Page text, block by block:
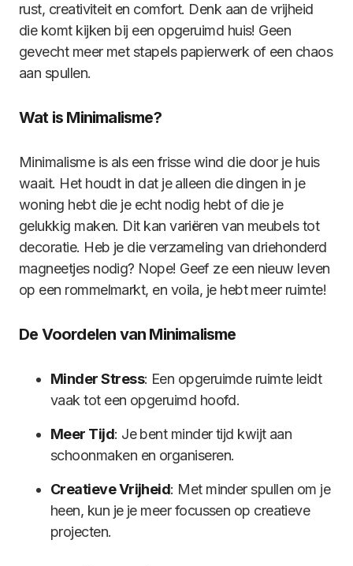
rust, creativiteit en comfort. Denk aan de vrijheid
die komt kijken bij een opgeruimd huis! Geen
gevecht meer met stapels papierwerk of een chaos
aan spullen.
Wat is Minimalisme?
Minimalisme is als een frisse wind die door je huis
waait. Het houdt in dat je alleen die dingen in je
woning hebt die je echt nodig hebt of die je
gelukkig maken. Dit kan variëren van meubels tot
decoratie. Heb je die verzameling van driehonderd
magneetjes nodig? Nope! Geef ze een nieuw leven
op een rommelmarkt, en voila, je hebt meer ruimte!
De Voordelen van Minimalisme
Minder Stress: Een opgeruimde ruimte leidt
vaak tot een opgeruimd hoofd.
Meer Tijd: Je bent minder tijd kwijt aan
schoonmaken en organiseren.
Creatieve Vrijheid: Met minder spullen om je
heen, kun je je meer focussen op creatieve
projecten.